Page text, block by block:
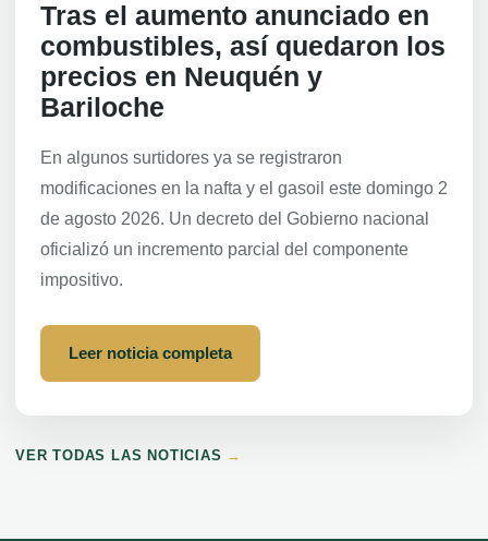
Tras el aumento anunciado en
combustibles, así quedaron los
precios en Neuquén y
Bariloche
En algunos surtidores ya se registraron
modificaciones en la nafta y el gasoil este domingo 2
de agosto 2026. Un decreto del Gobierno nacional
oficializó un incremento parcial del componente
impositivo.
Leer noticia completa
VER TODAS LAS NOTICIAS